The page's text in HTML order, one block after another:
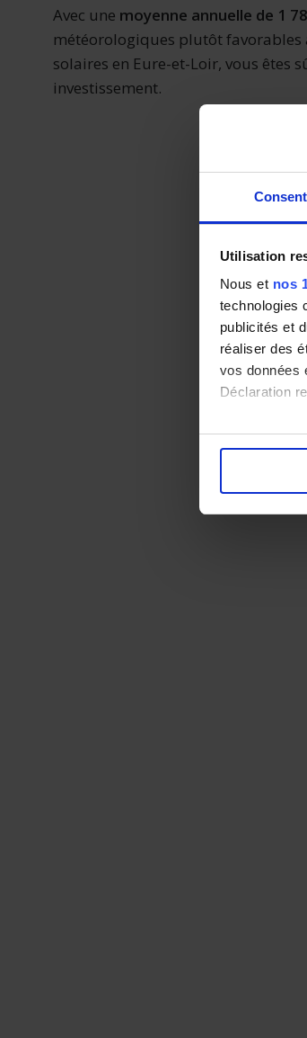
Utilisation
Nous et nos
technologies
publicités et
réaliser des
vos données
Déclaration
Si vous le
Pour en
.
Les cookies
Avec une moyenne annuelle de 1
météorologiques plutôt favorables
solaires en Eure-et-Loir, vous êtes
investissement.